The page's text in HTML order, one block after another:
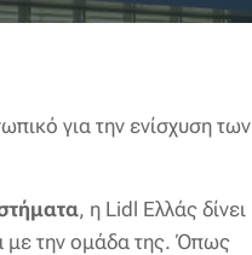
για την ενίσχυση των
, η Lidl Ελλάς δίνει
με την ομάδα της. Όπως